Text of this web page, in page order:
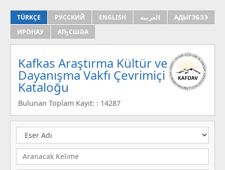
TÜRKÇE РУССКИЙ ENGLISH العربية
АДЫГЭБЗЭ
ИРОНАУ
АҦСШӘА
Kafkas Araştırma Kültür ve
Dayanışma Vakfı Çevrimiçi
Kataloğu
Bulunan Toplam Kayıt: : 14287